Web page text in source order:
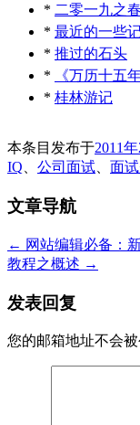
* 二零一九之春
* 最近的一些
* 推过的石头
*
《万历十五
* 桂林游记
本条目发布于2011
IQ
公司面试 面
文章导航
← 网站编辑必备：
教程之概述 →
发表回复
您的邮箱地址不会被